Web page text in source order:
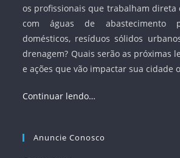
os profissionais que trabalham
com águas de abastecimento
domésticos, resíduos sólidos
drenagem? Quais serão as próximas
e ações que vão impactar sua cidade
Continuar lendo…
Anuncie Conosco